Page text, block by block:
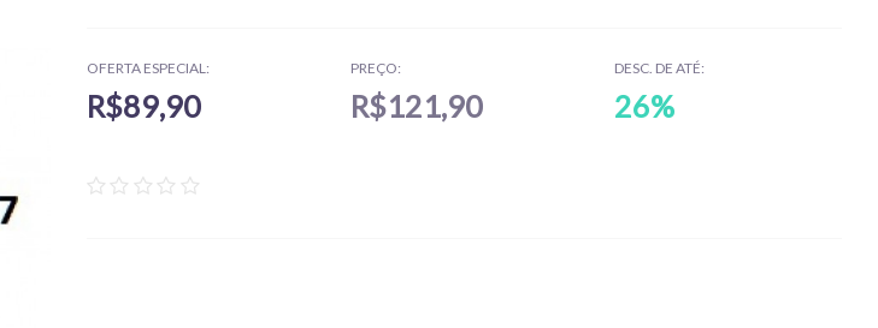
OFERTA ESPECIAL:
R$89,90
PREÇO:
R$121,90
DESC. DE ATÉ:
26%